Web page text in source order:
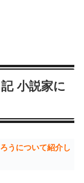
小説家に
うについて紹介し